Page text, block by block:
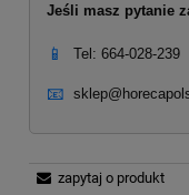
Jeśli masz pytanie
📱 Tel: 664-028-239
📧
zapytaj o produkt